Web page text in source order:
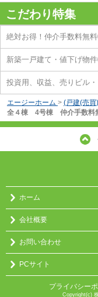
こだわり特集
絶対お得！仲介手数料無
新築一戸建て・値下げ物
投資用、収益、売りビル
エージーホーム > (戸建(売
全４棟 4号棟 仲介手数料
ホーム
会社概要
お問い合わせ
PCサイト
プライバシー
Copyright(c)